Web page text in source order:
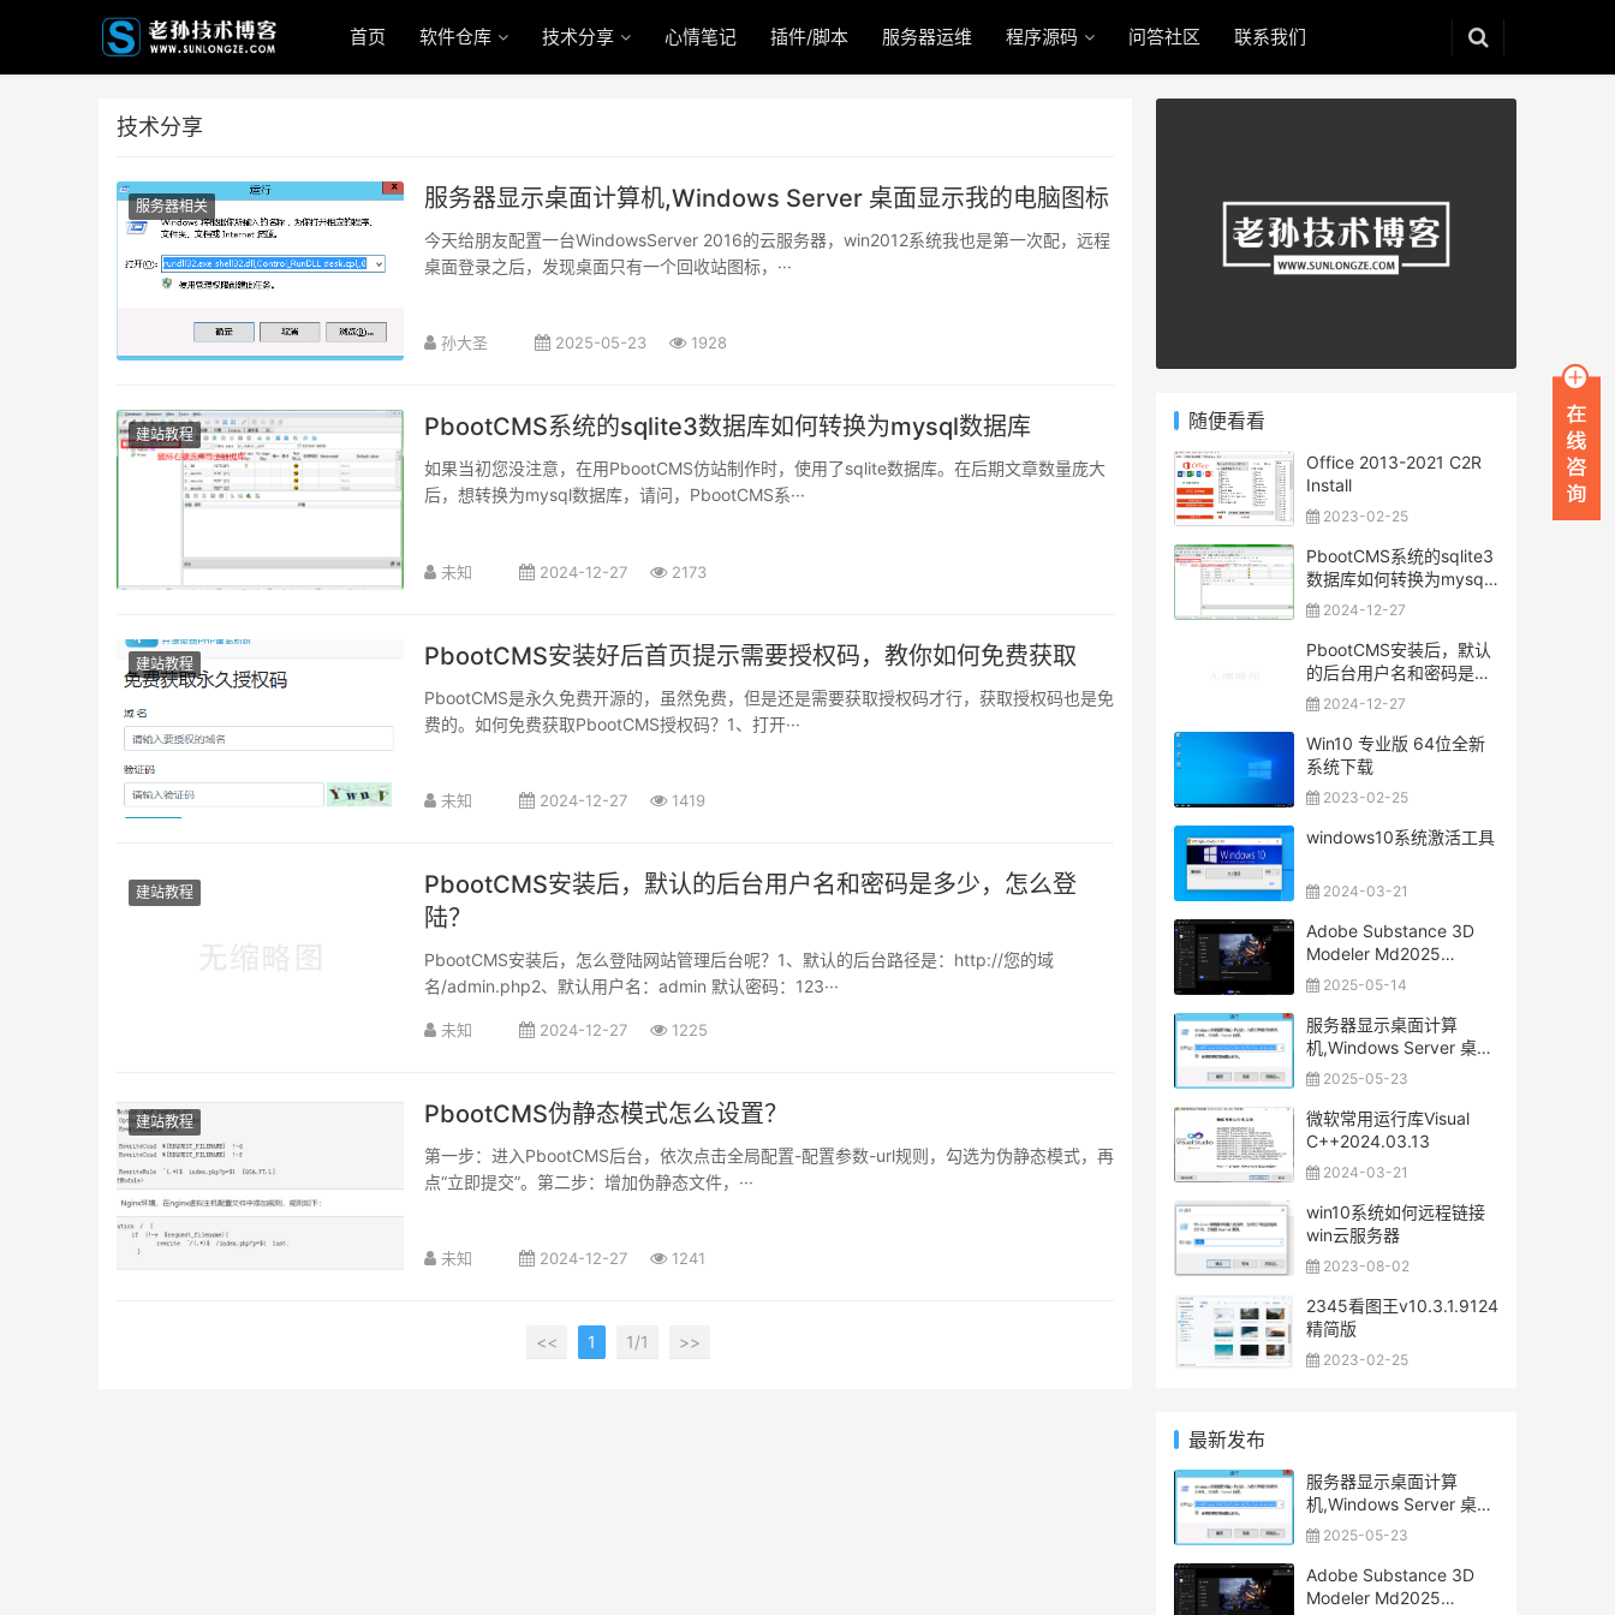
首页 软件仓库 技术分享 心情笔记 插件/脚本 服务器运维 程序源码 问答社区 联系我们
技术分享
服务器相关 服务器显示桌面计算机,Windows Server 桌面显示我的电脑图标
今天给朋友配置一台WindowsServer 2016的云服务器，win2012系统我也是第一次配，远程
桌面登录之后，发现桌面只有一个回收站图标，···
孙大圣 2025-05-23 1928
建站教程 PbootCMS系统的sqlite3数据库如何转换为mysql数据库
如果当初您没注意，在用PbootCMS仿站制作时，使用了sqlite数据库。在后期文章数量庞大
后，想转换为mysql数据库，请问，PbootCMS系···
未知 2024-12-27 2173
建站教程 PbootCMS安装好后首页提示需要授权码，教你如何免费获取
PbootCMS是永久免费开源的，虽然免费，但是还是需要获取授权码才行，获取授权码也是免
费的。如何免费获取PbootCMS授权码？1、打开···
未知 2024-12-27 1419
建站教程
PbootCMS安装后，默认的后台用户名和密码是多少，怎么登
陆？
PbootCMS安装后，怎么登陆网站管理后台呢？1、默认的后台路径是：http://您的域
名/admin.php2、默认用户名：admin 默认密码：123···
未知 2024-12-27 1225
建站教程 PbootCMS伪静态模式怎么设置？
第一步：进入PbootCMS后台，依次点击全局配置-配置参数-url规则，勾选为伪静态模式，再
点“立即提交”。第二步：增加伪静态文件，···
未知 2024-12-27 1241
<< 1 1/1 >>
随便看看
Office 2013-2021 C2R
Install
2023-02-25
PbootCMS系统的sqlite3
数据库如何转换为mysql
数据库
2024-12-27
PbootCMS安装后，默认
的后台用户名和密码是多
少，怎么登陆？
2024-12-27
Win10 专业版 64位全新
系统下载
2023-02-25
windows10系统激活工具
2024-03-21
Adobe Substance 3D
Modeler Md2025
(1.21.0.1182) 一键安装正
式版
2025-05-14
服务器显示桌面计算
机,Windows Server 桌面
显示我的电脑图标
2025-05-23
微软常用运行库Visual
C++2024.03.13
2024-03-21
win10系统如何远程链接
win云服务器
2023-08-02
2345看图王v10.3.1.9124
精简版
2023-02-25
最新发布
服务器显示桌面计算
机,Windows Server 桌面
显示我的电脑图标
2025-05-23
Adobe Substance 3D
Modeler Md2025